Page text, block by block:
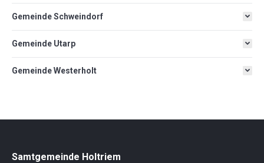
Gemeinde Schweindorf
Gemeinde Utarp
Gemeinde Westerholt
Samtgemeinde Holtriem